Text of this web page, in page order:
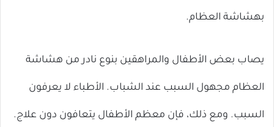
بهشاشة العظام.
يصاب بعض الأطفال والمراهقين بنوع نادر من هشاشة
العظام مجهول السبب عند الشباب. الأطباء لا يعرفون
السبب. ومع ذلك، فإن معظم الأطفال يتعافون دون علاج.